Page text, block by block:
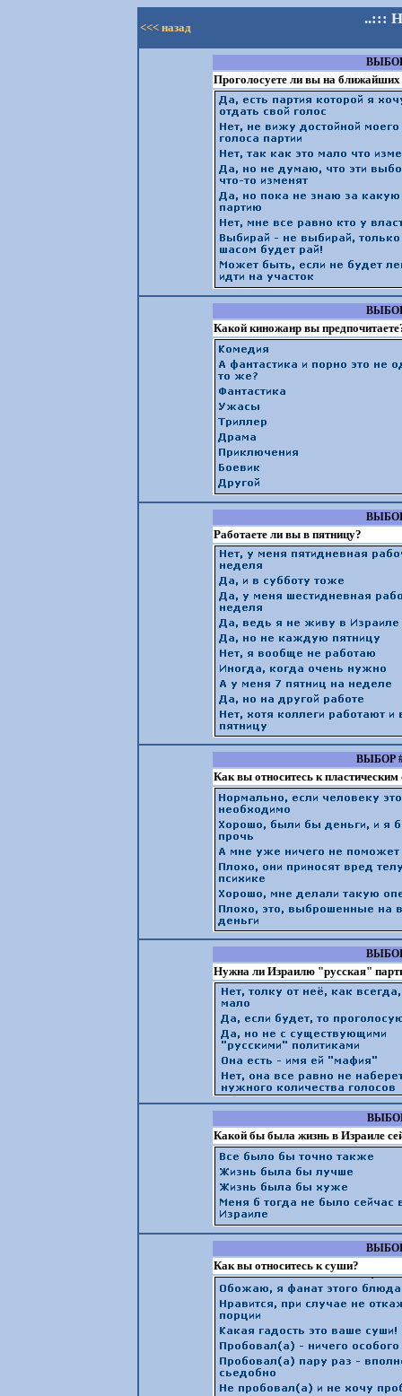
<<< назад
..:::
Проголосуете ли вы на
Какой киножанр вы
Работаете ли вы в пятницу?
ВЫБОР
Как вы относитесь к
Нужна ли Израилю "русская"
Какой бы была жизнь в Израиле
Как вы относитесь к суши?